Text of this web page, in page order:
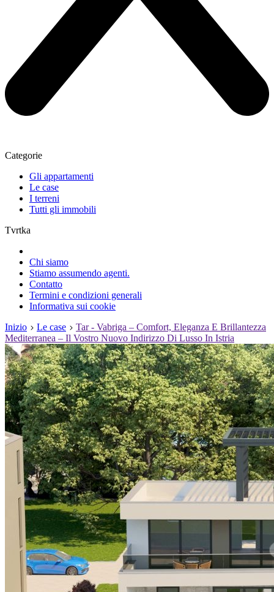
Categorie
Gli appartamenti
Le case
I terreni
Tutti gli immobili
Tvrtka
Chi siamo
Stiamo assumendo agenti.
Contatto
Termini e condizioni generali
Informativa sui cookie
Inizio
Le case
Tar - Vabriga – Comfort, Eleganza E Brillantezza
Mediterranea – Il Vostro Nuovo Indirizzo Di Lusso In Istria